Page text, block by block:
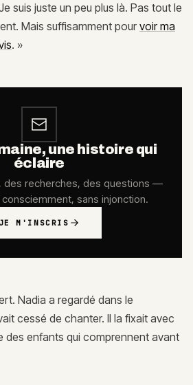
suis juste un peu plus là. Pas tout le
Mais suffisamment pour voir ma
. »
une histoire qui
éclaire
des recherches, des questions —
sans injonction.
M'INSCRIS
Nadia a regardé dans le
cessé de chanter. Il la fixait avec
des enfants qui comprennent avant